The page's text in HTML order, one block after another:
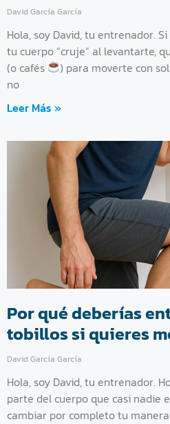
David García García
Hola, soy David, tu entrenador.
tu cuerpo “cruje” al levantarte,
(o cafés
) para moverte con
no
Leer Más »
Por qué deberías
tobillos si quieres
David García García
Hola, soy David, tu entrenador.
parte del cuerpo que casi nadie
cambiar por completo tu